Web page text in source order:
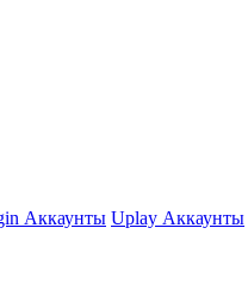
Аккаунты Uplay Аккаунты